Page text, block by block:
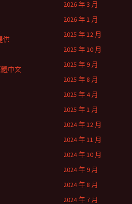
2026 年 3 月
2026 年 1 月
2025 年 12 月
2025 年 10 月
2025 年 9 月
2025 年 8 月
2025 年 4 月
2025 年 1 月
2024 年 12 月
2024 年 11 月
2024 年 10 月
2024 年 9 月
2024 年 8 月
2024 年 7 月
供
中文